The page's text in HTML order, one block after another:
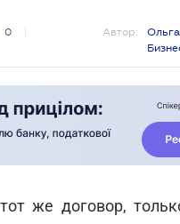
0 Автор:
же договор,